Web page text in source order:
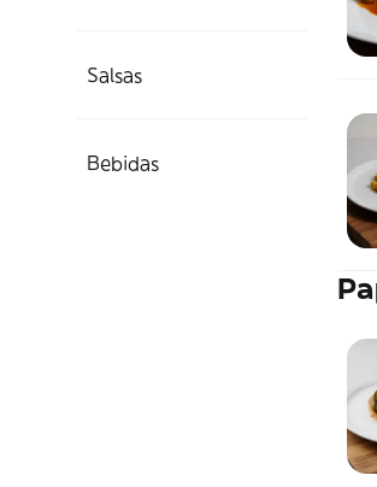
Salsas
Bebidas